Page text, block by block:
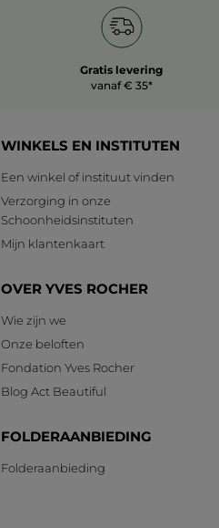
Gratis levering
vanaf € 35*
WINKELS EN INSTITUTEN
Een winkel of instituut vinden
Verzorging in onze
Schoonheidsinstituten
Mijn klantenkaart
OVER YVES ROCHER
Wie zijn we
Onze beloften
Fondation Yves Rocher
Blog Act Beautiful
FOLDERAANBIEDING
Folderaanbieding